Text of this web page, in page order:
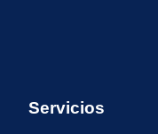
Servicios